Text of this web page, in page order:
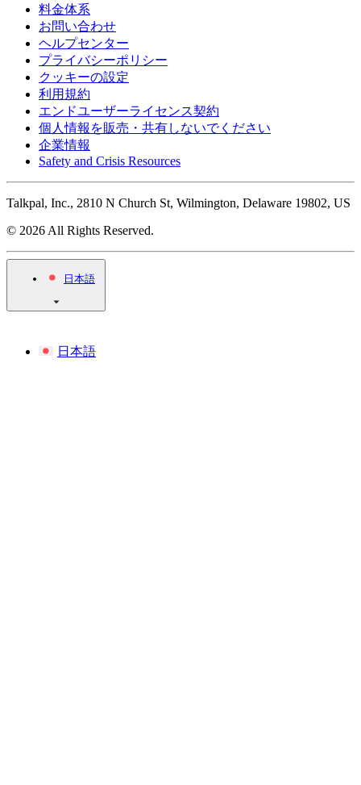
料金体系
お問い合わせ
ヘルプセンター
プライバシーポリシー
クッキーの設定
利用規約
エンドユーザーライセンス契約
個人情報を販売・共有しないでください
企業情報
Safety and Crisis Resources
Talkpal, Inc., 2810 N Church St, Wilmington, Delaware 19802, US
© 2026 All Rights Reserved.
日本語
日本語